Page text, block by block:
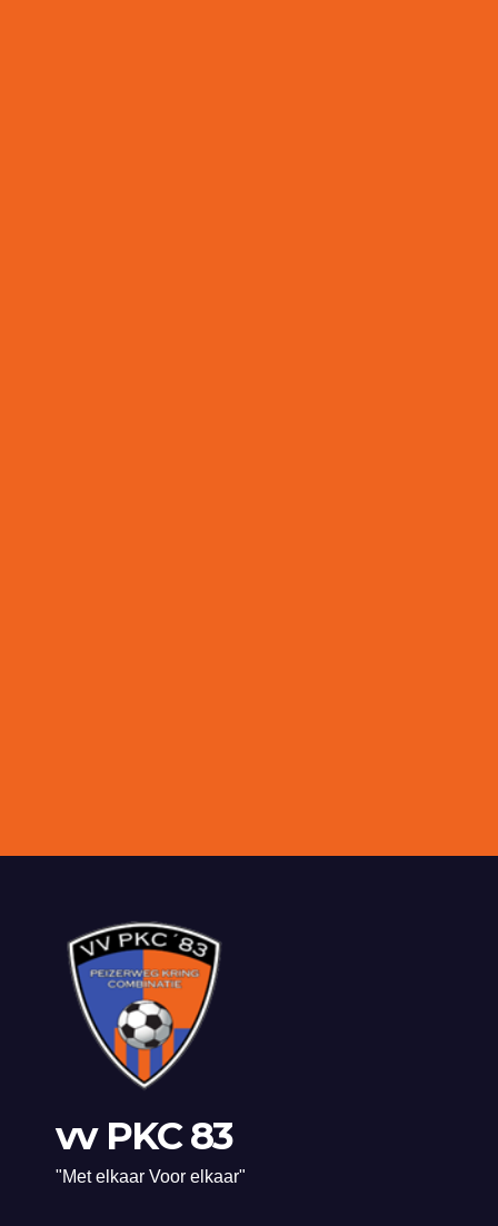
vv PKC 83
"Met elkaar Voor elkaar"